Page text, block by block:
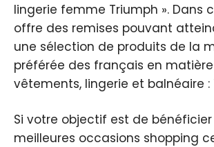
lingerie femme Triumph ». Dans
offre des remises pouvant
une sélection de produits de la
préférée des français en
vêtements, lingerie et balnéaire :
Si votre objectif est de
meilleures occasions shopping